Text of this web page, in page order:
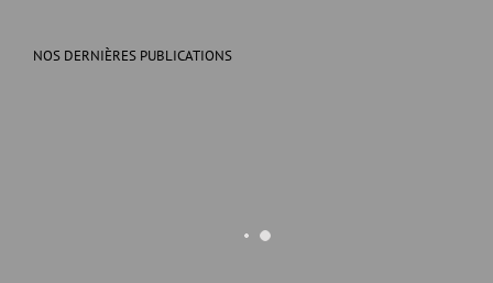
NOS DERNIÈRES PUBLICATIONS